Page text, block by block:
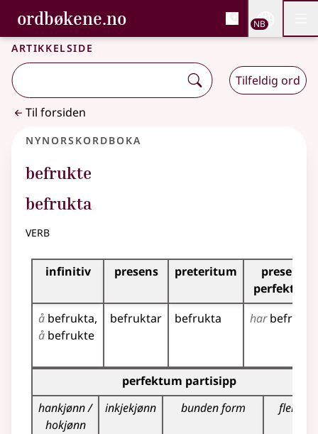
Gå til hovedinnhold
Tilgjengelighet
ordbøkene.no, Bokmålsordboka og
Bokmålsordboka og Nynorskordboka
NB
Artikkelside
Tilfeldig ord
Til forsiden
Nynorskordboka
befrukte
befrukta
verb
Bøyningstabell for dette verbet
infinitiv presens preteritum
presens
perfektum
å befrukta
å befrukte
befruktar befrukta harbefrukta
Bøyningstabell for dette verbet (partisippformer)
perfektum partisipp
hankjønn /
hokjønn
inkjekjønn bunden form fleirtal